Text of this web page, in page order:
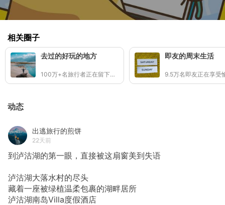
相关圈子
去过的好玩的地方
100万+名旅行者正在留下足迹
即友的周末生活
动态
出逃旅行的煎饼
22天前
到泸沽湖的第一眼，直接被这扇窗美到失语
泸沽湖大落水村的尽头
藏着一座被绿植温柔包裹的湖畔居所
泸沽湖南岛Villa度假酒店